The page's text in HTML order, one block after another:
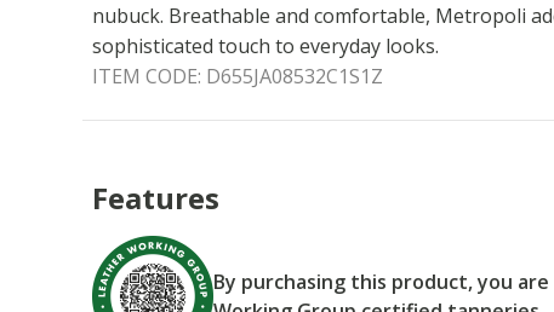
nubuck. Breathable and comfortable, Metropoli
sophisticated touch to everyday looks.
ITEM CODE: D655JA08532C1S1Z
Features
By purchasing this product, you